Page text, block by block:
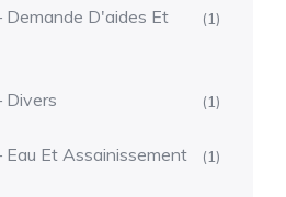
Demande D'aides Et
(1)
Divers (1)
Eau Et Assainissement (1)